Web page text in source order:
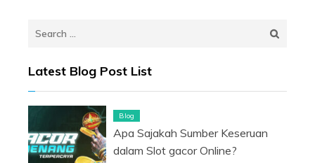
Search
Latest Blog Post List
Blog
Apa Sajakah Sumber Keseruan
dalam Slot gacor Online?